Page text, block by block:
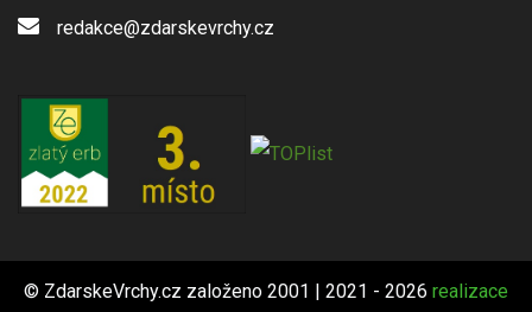
redakce@zdarskevrchy.cz
© ZdarskeVrchy.cz založeno 2001 | 2021 - 2026 realizace